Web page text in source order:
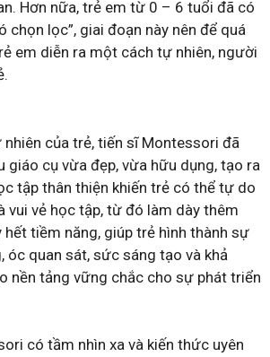
Hơn nữa, trẻ em từ 0 – 6 tuổi đã có
chọn lọc”, giai đoạn này nên để quá
em diễn ra một cách tự nhiên, người
của trẻ, tiến sĩ Montessori đã
giáo cụ vừa đẹp, vừa hữu dụng, tạo ra
tập thân thiện khiến trẻ có thể tự do
vui vẻ học tập, từ đó làm dày thêm
hết tiềm năng, giúp trẻ hình thành sự
óc quan sát, sức sáng tạo và khả
nền tảng vững chắc cho sự phát triển
có tầm nhìn xa và kiến thức uyên